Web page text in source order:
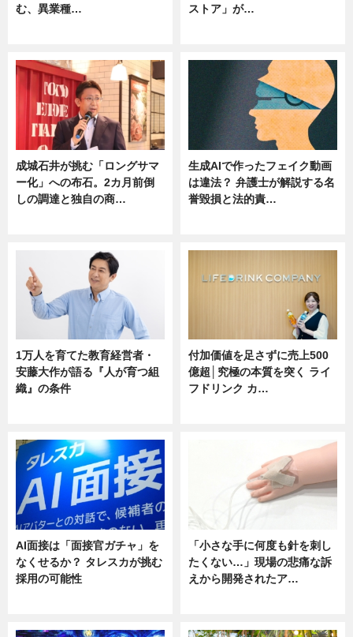
む、異業種…
ストア」が…
成城石井が挑む「ロングサマ
ー化」への布石。2カ月前倒
しの調達と独自の商…
生成AIで作ったフェイク動画
は違法？ 弁護士が解説する名
誉毀損と法的責…
1万人を育てた教育経営者・
安藤大作が語る『人が育つ組
織』の条件
付加価値を足さずに売上500
億超│究極の本質を突く ライ
フドリンク カ…
AI面接は「面接官ガチャ」を
なくせるか？ タレスカが挑む
採用の可能性
「小さな手に何度も針を刺し
たくない…」現場の悲痛な訴
えから開発されたア…